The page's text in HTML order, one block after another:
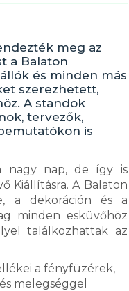
meg az
a Balaton
és minden más
szerezhetett,
A standok
tervezők,
is
nagy nap, de így is
Kiállításra. A Balaton
a dekoráción és a
minden esküvőhöz
találkozhattak az
a fényfüzérek,
melegséggel